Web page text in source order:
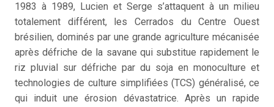
1983 à 1989, Lucien et Serge s’attaquent à un milieu
totalement différent, les Cerrados du Centre Ouest
brésilien, dominés par une grande agriculture mécanisée
après défriche de la savane qui substitue rapidement le
riz pluvial sur défriche par du soja en monoculture et
technologies de culture simplifiées (TCS) généralisé, ce
qui induit une érosion dévastatrice. Après un rapide